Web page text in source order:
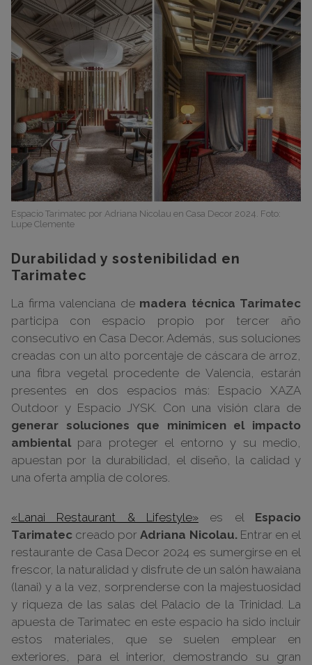
Espacio Tarimatec por Adriana Nicolau en Casa Decor 2024. Foto:
Lupe Clemente
Durabilidad y sostenibilidad en
Tarimatec
La firma valenciana de madera técnica Tarimatec
participa con espacio propio por tercer año
consecutivo en Casa Decor. Además, sus soluciones
creadas con un alto porcentaje de cáscara de arroz,
una fibra vegetal procedente de Valencia, estarán
presentes en dos espacios más: Espacio XAZA
Outdoor y Espacio JYSK. Con una visión clara de
generar soluciones que minimicen el impacto
ambientalpara proteger el entorno y su medio,
apuestan por la durabilidad, el diseño, la calidad y
una oferta amplia de colores.
«Lanai Restaurant & Lifestyle» es el Espacio
Tarimatec creado porAdriana Nicolau. Entrar en el
restaurante de Casa Decor 2024 es sumergirse en el
frescor, la naturalidad y disfrute de un salón hawaiana
(lanai) y a la vez, sorprenderse con la majestuosidad
y riqueza de las salas del Palacio de la Trinidad. La
apuesta de Tarimatec en este espacio ha sido incluir
estos materiales, que se suelen emplear en
exteriores, para el interior, demostrando su gran